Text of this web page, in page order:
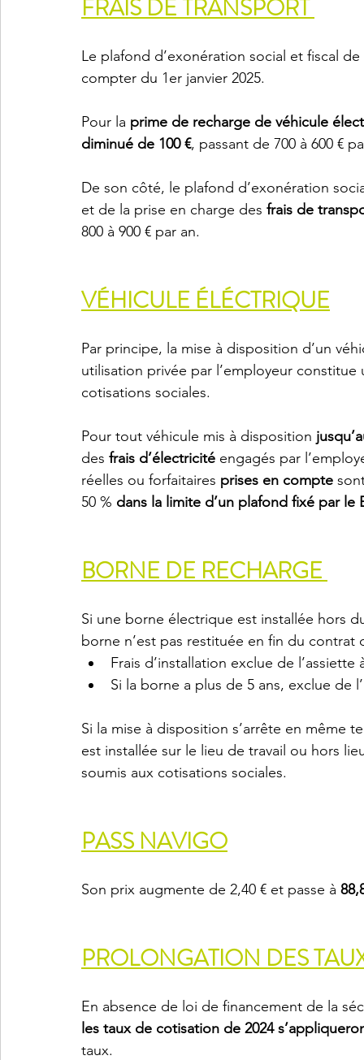
FRAIS DE TRANSPORT
Le plafond d’exonération social et fiscal
compter du 1er janvier 2025.
Pour la prime de recharge de véhicule
diminué de 100 €, passant de 700 à 600 €
De son côté, le plafond d’exonération
et de la prise en charge des frais de
800 à 900 € par an.
VÉHICULE ÉLÉCTRIQUE
Par principe, la mise à disposition d’un
utilisation privée par l’employeur
cotisations sociales.
Pour tout véhicule mis à disposition
des frais d’électricité engagés par
réelles ou forfaitaires prises en compte
50 % dans la limite d’un plafond fixé par le
BORNE DE RECHARGE
Si une borne électrique est installée hors
borne n’est pas restituée en fin du contrat
Frais d’installation exclue de
Si la borne a plus de 5 ans, exclue de
Si la mise à disposition s’arrête en
est installée sur le lieu de travail ou hors
soumis aux cotisations sociales.
PASS NAVIGO
Son prix augmente de 2,40 € et passe à
PROLONGATION DES
En absence de loi de financement de la
les taux de cotisation de 2024
taux.